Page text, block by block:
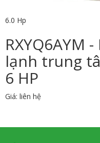
6.0 Hp
RXYQ6AYM
lạnh trung
6 HP
Giá: liên hệ